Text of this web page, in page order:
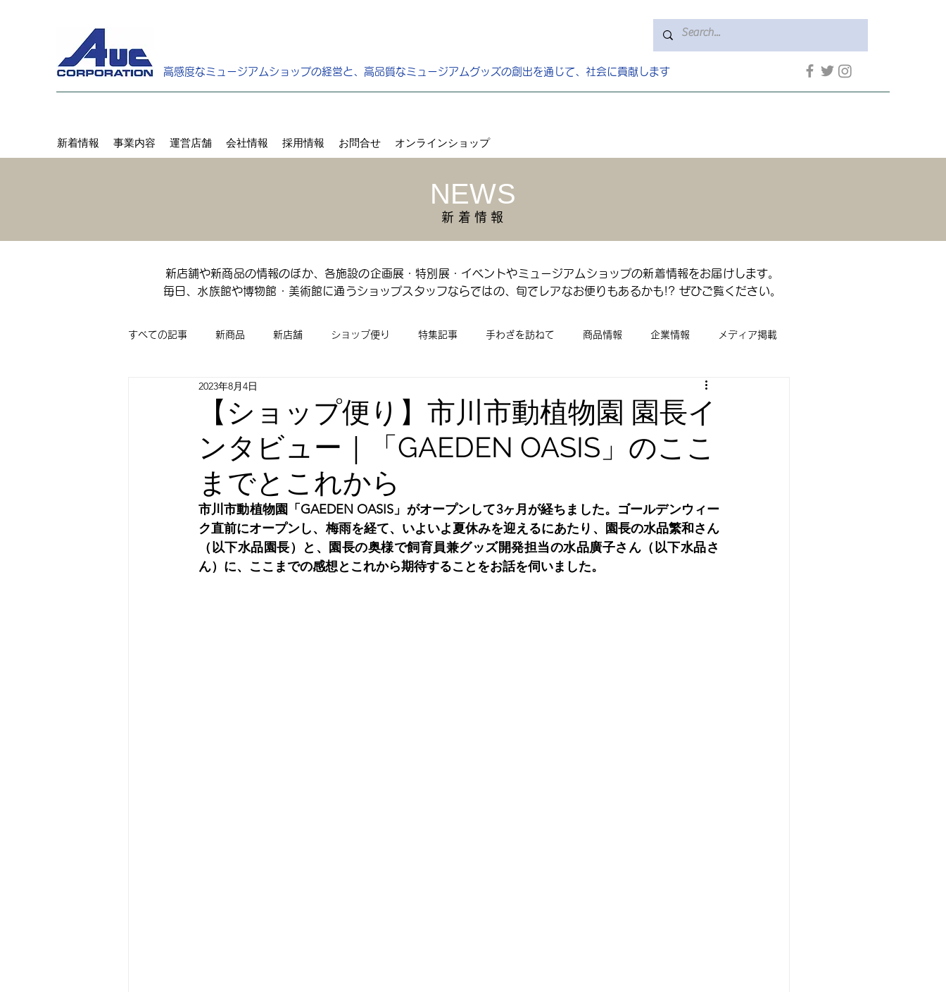
高感度なミュージアムショップの経営と、高品質なミュージアムグッズの創出を通じて、社会に貢献します
新着情報 事業内容 運営店舗 会社情報 採用情報 お問合せ オンラインショップ
NEWS
新 着 情 報
新店舗や新商品の情報のほか、各施設の企画展・特別展・イベントやミュージアムショップの新着情報をお届けします。
毎日、水族館や博物館・美術館に通うショップスタッフならではの、旬でレアなお便りもあるかも!? ぜひご覧ください。
すべての記事 新商品 新店舗 ショップ便り 特集記事 手わざを訪ねて 商品情報 企業情報 メディア掲載
【ショップ便り】市川市動植物園 園長イ
ンタビュー｜「GAEDEN OASIS」のここ
までとこれから
2023年8月4日
市川市動植物園「GAEDEN OASIS」がオープンして3ヶ月が経ちました。ゴールデンウィー
ク直前にオープンし、梅雨を経て、いよいよ夏休みを迎えるにあたり、園長の水品繁和さん
（以下水品園長）と、園長の奥様で飼育員兼グッズ開発担当の水品廣子さん（以下水品さ
ん）に、ここまでの感想とこれから期待することをお話を伺いました。